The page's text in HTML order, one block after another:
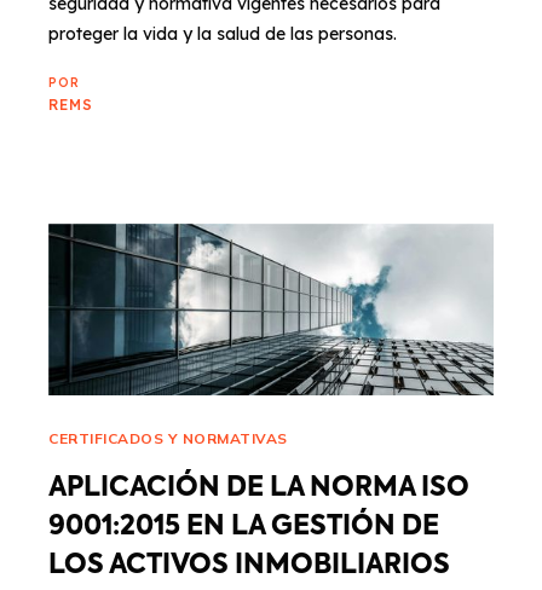
proteger la vida y la salud de las personas.
POR
REMS
CERTIFICADOS Y NORMATIVAS
APLICACIÓN DE LA NORMA ISO
9001:2015 EN LA GESTIÓN DE
LOS ACTIVOS INMOBILIARIOS